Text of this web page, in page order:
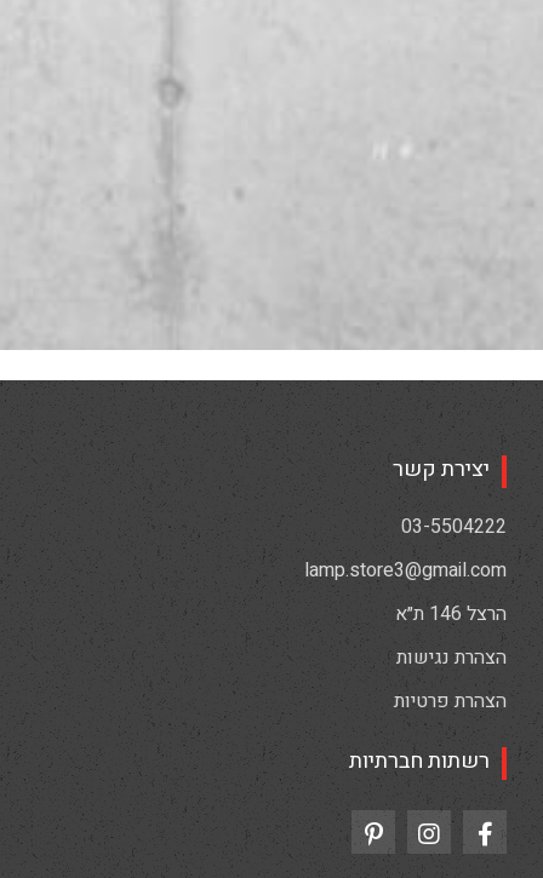
יצירת קשר
03-5504222
lamp.store3@gmail.com
הרצל 146 ת״א
הצהרת נגישות
הצהרת פרטיות
רשתות חברתיות